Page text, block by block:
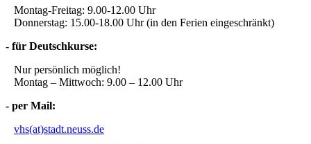
Montag-Freitag: 9.00-12.00 Uhr
Donnerstag: 15.00-18.00 Uhr (in den Ferien eingeschränkt)
- für Deutschkurse:
Nur persönlich möglich!
Montag – Mittwoch: 9.00 – 12.00 Uhr
- per Mail:
vhs(at)stadt.neuss.de